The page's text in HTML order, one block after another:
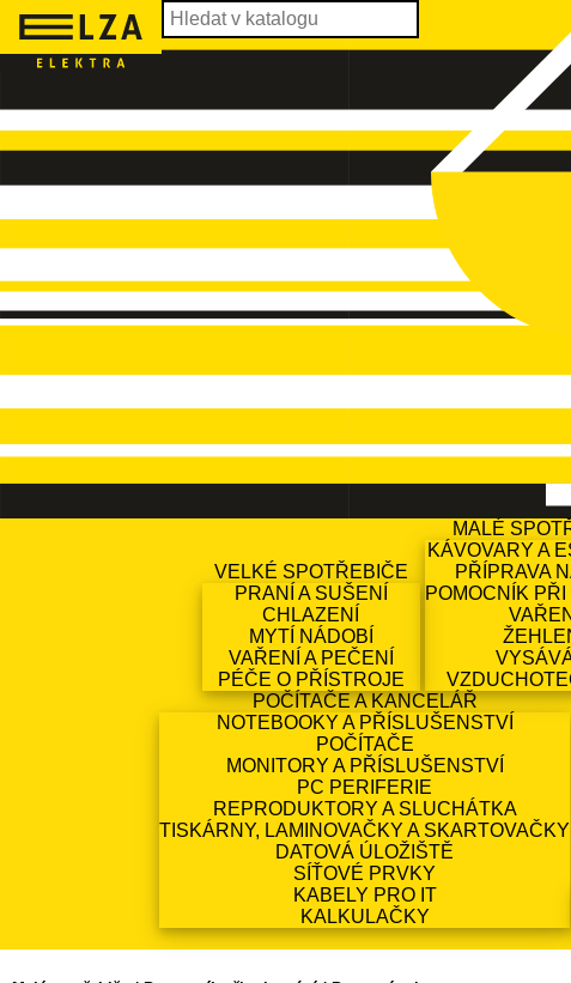
VELKÉ SPOTŘEBIČE
PRANÍ A SUŠENÍ
CHLAZENÍ
MYTÍ NÁDOBÍ
VAŘENÍ A PEČENÍ
PÉČE O PŘÍSTROJE
MALÉ
KÁVOVARY A
PŘÍPRAVA
POMOCNÍK PŘI
VAŘENÍ
POČÍTAČE A KANCELÁŘ
NOTEBOOKY A PŘÍSLUŠENSTVÍ
POČÍTAČE
MONITORY A PŘÍSLUŠENSTVÍ
PC PERIFERIE
REPRODUKTORY A SLUCHÁTKA
TISKÁRNY, LAMINOVAČKY A SKARTOVAČKY
DATOVÁ ÚLOŽIŠTĚ
SÍŤOVÉ PRVKY
KABELY PRO IT
KALKULAČKY